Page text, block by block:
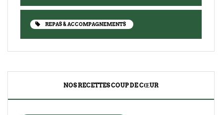
REPAS & ACCOMPAGNEMENTS
NOS RECETTES COUP DE CŒUR